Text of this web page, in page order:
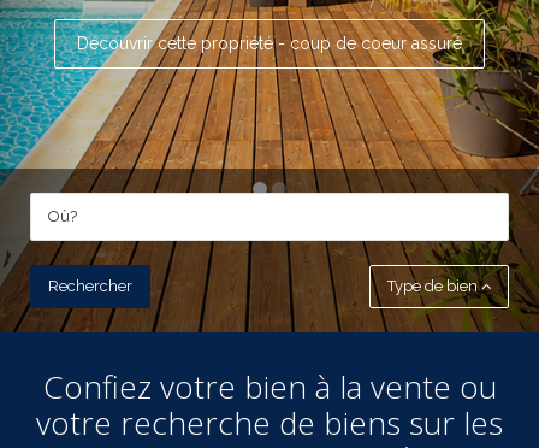
Découvrir cette propriété - coup de coeur assuré
Type de bien
Confiez votre bien à la vente ou
votre recherche de biens sur les